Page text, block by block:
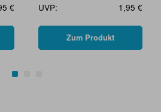
€ UVP: 1,95 €
Zum Produkt